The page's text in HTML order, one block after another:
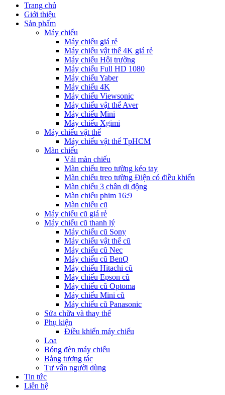
Trang chủ
Giới thiệu
Sản phẩm
Máy chiếu
Máy chiếu giá rẻ
Máy chiếu vật thể 4K giá rẻ
Máy chiếu Hội trường
Máy chiếu Full HD 1080
Máy chiếu Yaber
Máy chiếu 4K
Máy chiếu Viewsonic
Máy chiếu vật thể Aver
Máy chiếu Mini
Máy chiếu Xgimi
Máy chiếu vật thể
Máy chiếu vật thể TpHCM
Màn chiếu
Vải màn chiếu
Màn chiếu treo tường kéo tay
Màn chiếu treo tường Điện có điều khiển
Màn chiếu 3 chân di động
Màn chiếu phim 16:9
Màn chiếu cũ
Máy chiếu cũ giá rẻ
Máy chiếu cũ thanh lý
Máy chiếu cũ Sony
Máy chiếu vật thể cũ
Máy chiếu cũ Nec
Máy chiếu cũ BenQ
Máy chiếu Hitachi cũ
Máy chiếu Epson cũ
Máy chiếu cũ Optoma
Máy chiếu Mini cũ
Máy chiếu cũ Panasonic
Sửa chữa và thay thế
Phụ kiện
Điều khiển máy chiếu
Loa
Bóng đèn máy chiếu
Bảng tương tác
Tư vấn người dùng
Tin tức
Liên hệ